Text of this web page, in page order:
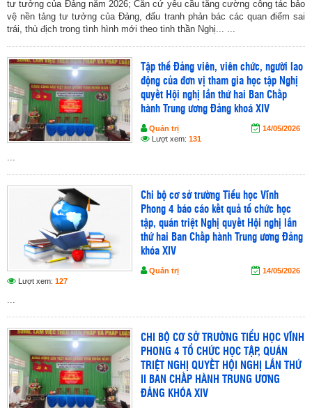
tư tưởng của Đảng năm 2026; Căn cứ yêu cầu tăng cường công tác bảo
vệ nền tảng tư tưởng của Đảng, đấu tranh phản bác các quan điểm sai
trái, thù địch trong tình hình mới theo tinh thần Nghị... ...
Tập thể Đảng viên, viên chức, người lao
động của đơn vị tham gia học tập Nghị
quyết Hội nghị lần thứ hai Ban Chấp
hành Trung ương Đảng khoá XIV
Quản trị
14/05/2026
Lượt xem: 131
...
Chi bộ cơ sở trường Tiểu học Vĩnh
Phong 4 báo cáo kết quả tổ chức học
tập, quán triệt Nghị quyết Hội nghị lần
thứ hai Ban Chấp hành Trung ương Đảng
khóa XIV
Quản trị
14/05/2026
Lượt xem: 127
...
CHI BỘ CƠ SỞ TRƯỜNG TIỂU HỌC VĨNH
PHONG 4 TỔ CHỨC HỌC TẬP, QUÁN
TRIỆT NGHỊ QUYẾT HỘI NGHỊ LẦN THỨ
II BAN CHẤP HÀNH TRUNG ƯƠNG
ĐẢNG KHÓA XIV